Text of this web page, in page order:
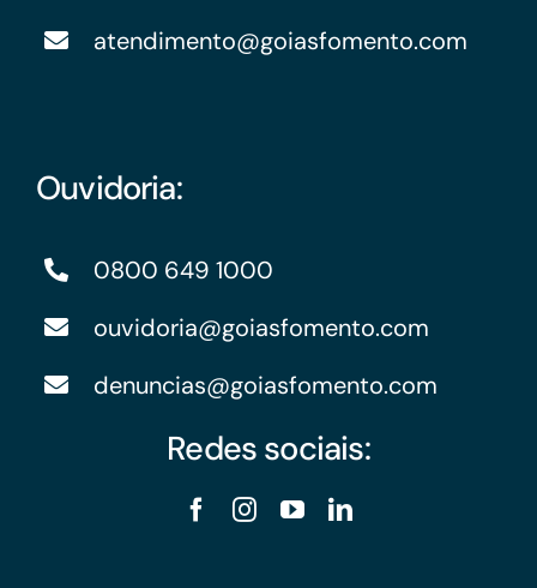
atendimento@goiasfomento.com
Ouvidoria:
0800 649 1000
ouvidoria@goiasfomento.com
denuncias@goiasfomento.com
Redes sociais: